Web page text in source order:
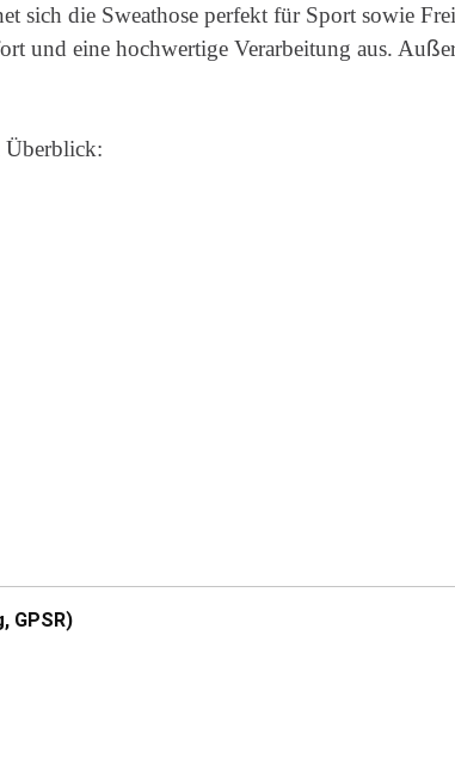
sich die Sweathose perfekt für Sport sowie
und eine hochwertige Verarbeitung aus. Auß
Überblick:
GPSR)